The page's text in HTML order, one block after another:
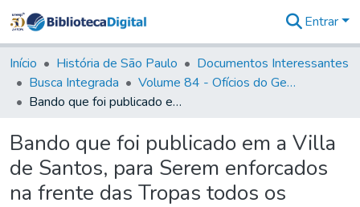
&
Coleções
Tudo na
Biblioteca
Estatísticas
Entrar
Início História de São Paulo
Documentos Interessantes
Busca Integrada
Volume 84 - Ofícios do General Martins Lopes de Saldanha (Governador da Capitania): 1782- 1786
Bando que foi publicado em a Villa de Santos, para Serem enforcados na frente das Tropas todos os Militares, que dezempararem os Seus postos, estando de guarnição a ella
Bando que foi publicado em a Villa
de Santos, para Serem enforcados
na frente das Tropas todos os